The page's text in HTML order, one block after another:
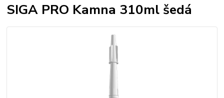
SIGA PRO Kamna 310ml šedá